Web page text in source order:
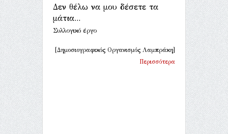
Δεν θέλω να μου δέσετε τα
μάτια...
Συλλογικό έργο
[Δημοσιογραφικός Οργανισμός Λαμπράκη]
Περισσότερα